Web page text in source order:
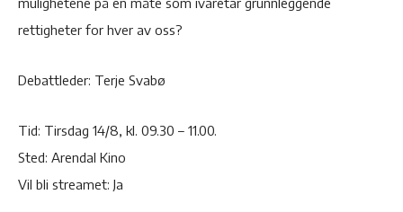
rettigheter for hver av oss?
Debattleder: Terje Svabø
Tid: Tirsdag 14/8, kl. 09.30 – 11.00.
Sted: Arendal Kino
Vil bli streamet: Ja